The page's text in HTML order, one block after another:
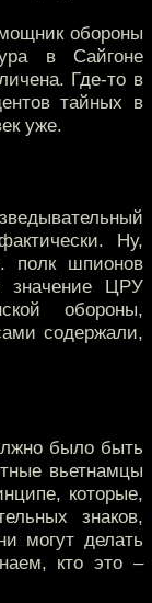
обороны
в Сайгоне
Где-то в
тайных в
уже.
Ну,
полк шпионов
значение ЦРУ
обороны,
содержали,
было быть
вьетнамцы
которые,
знаков,
могут делать
кто это –